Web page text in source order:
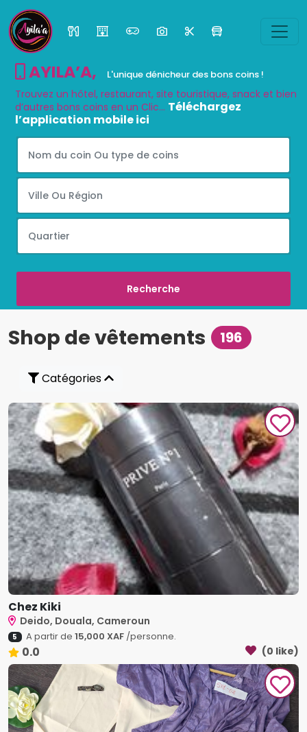
AYILA’A, L'unique dénicheur des bons coins !
Trouvez un hôtel, restaurant, site touristique, snack et bien
d’autres bons coins en un Clic... Téléchargez
l’application mobile ici
Shop de vêtements 196
Catégories
Chez Kiki
Deido, Douala, Cameroun
5 A partir de 15,000 XAF/personne.
0.0 (0 like)